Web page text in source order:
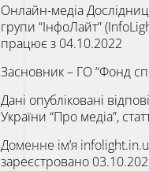
Онлайн-медіа
групи “ІнфоЛайт”
працює з 04.10.2022
Засновник – ГО “Фонд
Дані опубліковані
України “Про медіа”,
Доменне ім’я
зареєстровано